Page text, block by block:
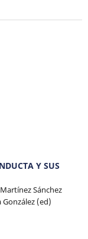
Y SUS
Sánchez
González (ed)